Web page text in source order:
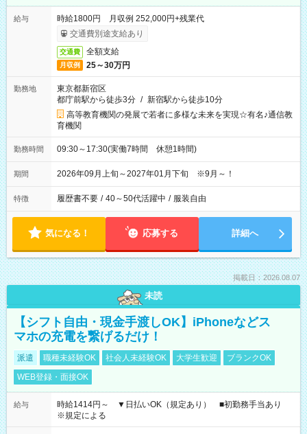
給与
時給1800円 月収例 252,000円+残業代
交通費別途支給あり
交通費 全額支給
月収例 25～30万円
勤務地
東京都新宿区
都庁前駅から徒歩3分 / 新宿駅から徒歩10分
高等教育機関の発展で若者に多様な未来を実現☆有名♪通信教
育機関
勤務時間 09:30～17:30(実働7時間 休憩1時間)
期間 2026年09月上旬～2027年01月下旬 ※9月～！
特徴 履歴書不要 / 40～50代活躍中 / 服装自由
気になる！ 応募する 詳細へ
掲載日：2026.08.07
未読
【シフト自由・現金手渡しOK】iPhoneなどス
マホの充電を繋げるだけ！
派遣 職種未経験OK 社会人未経験OK 大学生歓迎
ブランクOK
WEB登録・面接OK
給与
時給1414円～ ▼日払いOK（規定あり） ■初勤務手当あり
※規定による